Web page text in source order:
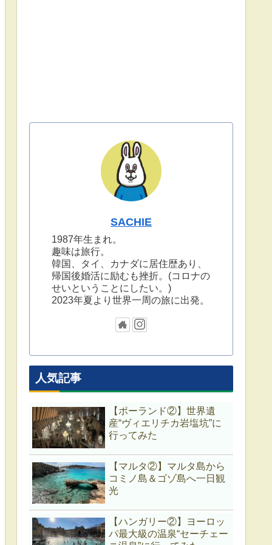
SACHIE
1987年生まれ。
趣味は旅行。
韓国、タイ、カナダに居住歴あり、
帰国後婚活に励むも挫折。(コロナの
せいということにしたい。)
2023年夏より世界一周の旅に出発。
人気記事
【ポーランド②】世界遺
産“ヴィエリチカ岩塩坑”に
行ってみた
【マルタ②】マルタ島から
コミノ島＆ゴゾ島へ一日観
光
【ハンガリー②】ヨーロッ
パ最大級の温泉“セーチェー